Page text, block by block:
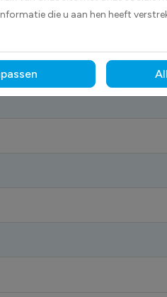
die u aan hen heeft